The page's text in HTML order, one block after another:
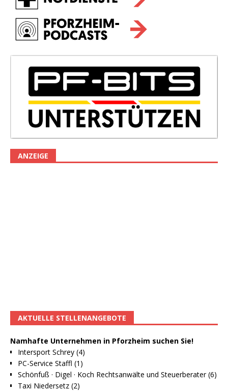
ANZEIGE
AKTUELLE STELLENANGEBOTE
Namhafte Unternehmen in Pforzheim suchen Sie!
Intersport Schrey (4)
PC-Service Staffl (1)
Schönfuß · Digel · Koch Rechtsanwälte und Steuerberater (6)
Taxi Niedersetz (2)